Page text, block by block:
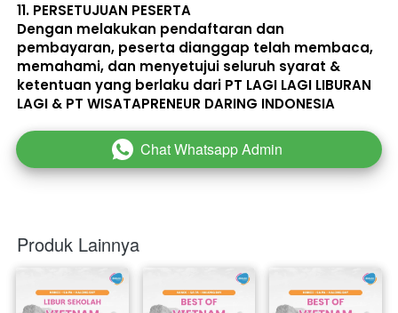
11. PERSETUJUAN PESERTA
Dengan melakukan pendaftaran dan
pembayaran, peserta dianggap telah membaca,
memahami, dan menyetujui seluruh syarat &
ketentuan yang berlaku dari PT LAGI LAGI LIBURAN
LAGI & PT WISATAPRENEUR DARING INDONESIA
` Chat Whatsapp Admin
Produk Lainnya